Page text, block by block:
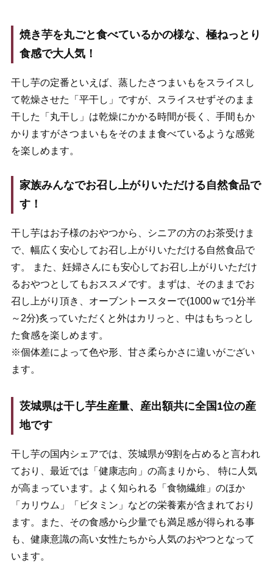
焼き芋を丸ごと食べているかの様な、極ねっとり
食感で大人気！
干し芋の定番といえば、蒸したさつまいもをスライスし
て乾燥させた「平干し」ですが、スライスせずそのまま
干した「丸干し」は乾燥にかかる時間が長く、手間もか
かりますがさつまいもをそのまま食べているような感覚
を楽しめます。
家族みんなでお召し上がりいただける自然食品で
す！
干し芋はお子様のおやつから、シニアの方のお茶受けま
で、幅広く安心してお召し上がりいただける自然食品で
す。 また、妊婦さんにも安心してお召し上がりいただけ
るおやつとしてもおススメです。まずは、そのままでお
召し上がり頂き、オーブントースターで(1000ｗで1分半
～2分)炙っていただくと外はカリっと、中はもちっとし
た食感を楽しめます。
※個体差によって色や形、甘さ柔らかさに違いがござい
ます。
茨城県は干し芋生産量、産出額共に全国1位の産
地です
干し芋の国内シェアでは、茨城県が9割を占めると言われ
ており、最近では「健康志向」の高まりから、 特に人気
が高まっています。よく知られる「食物繊維」のほか
「カリウム」「ビタミン」などの栄養素が含まれており
ます。また、その食感から少量でも満足感が得られる事
も、健康意識の高い女性たちから人気のおやつとなって
います。